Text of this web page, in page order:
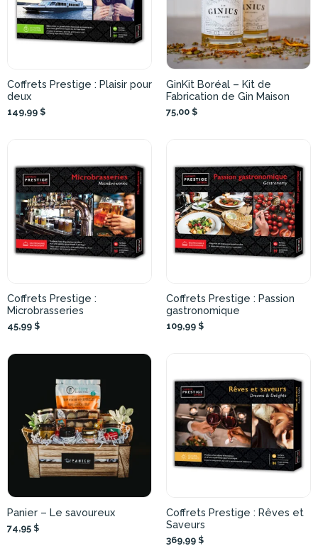
Coffrets Prestige : Plaisir pour
deux
149,99 $
GinKit Boréal – Kit de
Fabrication de Gin Maison
75,00 $
Coffrets Prestige :
Microbrasseries
45,99 $
Coffrets Prestige : Passion
gastronomique
109,99 $
Panier – Le savoureux
74,95 $
Coffrets Prestige : Rêves et
Saveurs
369,99 $